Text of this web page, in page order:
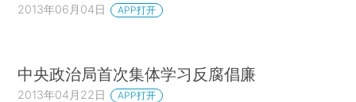
2013年06月04日 APP打开
中央政治局首次集体学习反腐倡廉
2013年04月22日 APP打开